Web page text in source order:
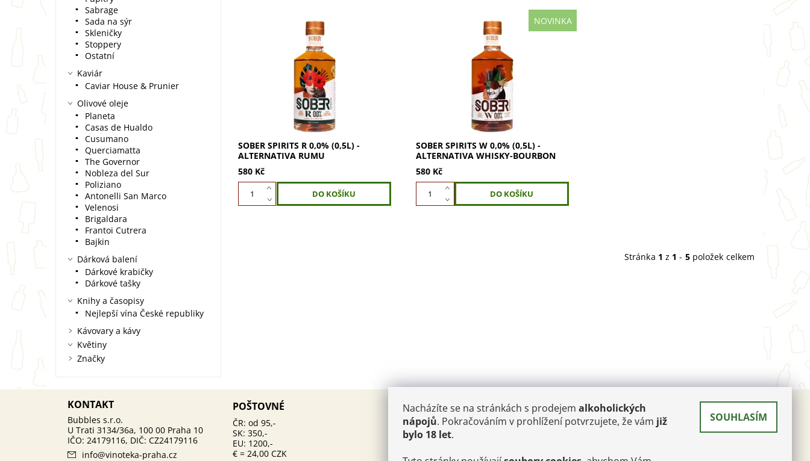
Sober Spirits R 0,0% je nealkoholická
alternativa rumu s autentickou chutí
karibského rumu. Redestilace z
pravého rumu. Vychutnejte tóny
SOBER SPIRITS R 0,0% (0,5L) -
ALTERNATIVA RUMU
580 Kč
NOVINKA
Sober Spirits W 0,0% je nealko
alternativa whisky-bourbon s
autentickou chutí. Vyrábí se z tříleté
whisky redestilací s dubovou kůrou.
SOBER SPIRITS W 0,0% (0,5L) -
ALTERNATIVA WHISKY-BOURBON
580 Kč
Stránka 1 z 1 - 5položek celkem
Sabrage
Sada na sýr
Skleničky
Stoppery
Ostatní
Kaviár
Caviar House & Prunier
Olivové oleje
Planeta
Casas de Hualdo
Cusumano
Querciamatta
The Governor
Nobleza del Sur
Poliziano
Antonelli San Marco
Velenosi
Brigaldara
Frantoi Cutrera
Bajkin
Dárková balení
Dárkové krabičky
Dárkové tašky
Knihy a časopisy
Nejlepší vína České republiky
Kávovary a kávy
Květiny
Značky
KONTAKT
info@vinoteka-praha.cz
POŠTOVNÉ
ČR: od 95,-
SK: 350,-
EU: 1200,-
€ = 24,00 CZK
AKTUALITY
12.10.2025 PÁROVÁNÍ KAVIÁRU A
ŠAMPAŇSKÉHO: UMĚNÍ, KTERÉ
MUSÍTE OVLÁDNOUT
25.6.2024
Kam v Champagni:
Nacházíte se na stránkách s prodejem alkoholických
nápojů. Pokračováním v prohlížení potvrzujete, že vám již
bylo 18 let.
SOUHLASÍM